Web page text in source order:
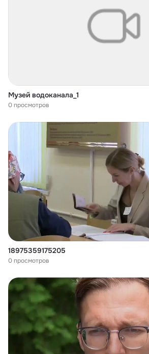
Музей водоканала_1
0 просмотров
18975359175205
0 просмотров